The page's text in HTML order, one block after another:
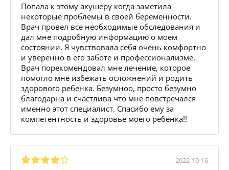
Попала к этому акушеру когда заметила
некоторые проблемы в своей беременности.
Врач провел все необходимые обследования и
дал мне подробную информацию о моем
состоянии. Я чувствовала себя очень комфортно
и уверенно в его заботе и профессионализме.
Врач порекомендовал мне лечение, которое
помогло мне избежать осложнений и родить
здорового ребенка. Безумноо, просто безумно
благодарна и счастлива что мне повстречался
именно этот специалист. Спасибо ему за
компетентность и здоровье моего ребенка!!
2022-10-16